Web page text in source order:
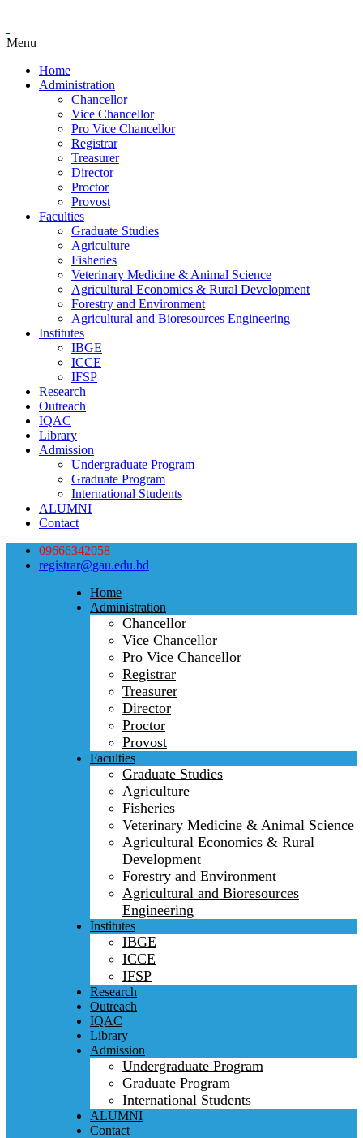
Menu
Home
Administration
Chancellor
Vice Chancellor
Pro Vice Chancellor
Registrar
Treasurer
Director
Proctor
Provost
Faculties
Graduate Studies
Agriculture
Fisheries
Veterinary Medicine & Animal Science
Agricultural Economics & Rural Development
Forestry and Environment
Agricultural and Bioresources Engineering
Institutes
IBGE
ICCE
IFSP
Research
Outreach
IQAC
Library
Admission
Undergraduate Program
Graduate Program
International Students
ALUMNI
Contact
09666342058
registrar@gau.edu.bd
Home
Administration
Chancellor
Vice Chancellor
Pro Vice Chancellor
Registrar
Treasurer
Director
Proctor
Provost
Faculties
Graduate Studies
Agriculture
Fisheries
Veterinary Medicine & Animal Science
Agricultural Economics & Rural
Development
Forestry and Environment
Agricultural and Bioresources
Engineering
Institutes
IBGE
ICCE
IFSP
Research
Outreach
IQAC
Library
Admission
Undergraduate Program
Graduate Program
International Students
ALUMNI
Contact